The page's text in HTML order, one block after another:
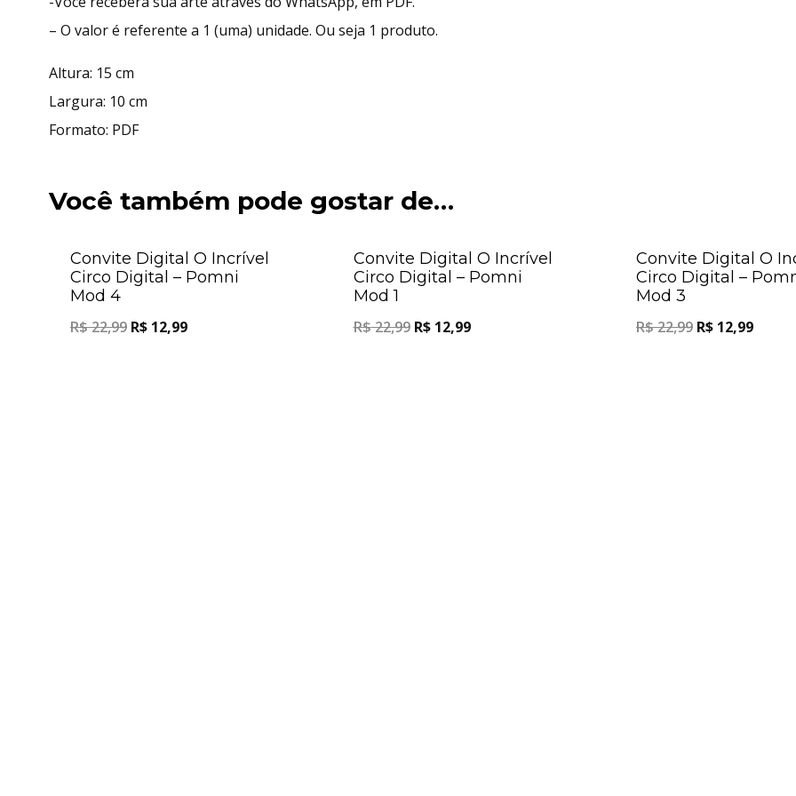
– O valor é referente a 1 (uma) unidade. Ou seja 1 produto.
Altura: 15 cm
Largura: 10 cm
Formato: PDF
Você também pode gostar de…
Convite Digital O Incrível
Circo Digital – Pomni
Mod 4
R$22,99 R$ 12,99
Convite Digital O Incrível
Circo Digital – Pomni
Mod 1
R$22,99 R$12,99
Convite Digital O
Circo Digital –
Mod 3
R$22,99 R$ 12,99